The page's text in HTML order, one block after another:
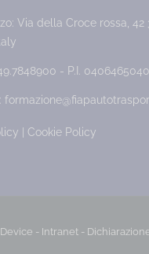
Via della Croce rossa, 42
- P.I.
| Cookie Policy
- Intranet -